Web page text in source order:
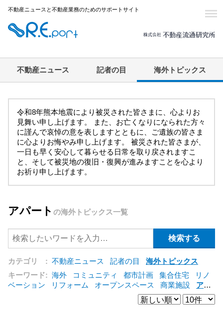
不動産ニュースと不動産業務のためのサポートサイト
不動産ニュース 記者の目 海外トピックス
令和8年熊本地震により被災された皆さまに、心よりお
見舞い申し上げます。 また、お亡くなりになられた方々
に謹んで哀悼の意を表しますとともに、ご遺族の皆さま
に心よりお悔やみ申し上げます。 被災された皆さまが、
一日も早く安心して暮らせる日常を取り戻されますこ
と、そして被災地の復旧・復興が進みますことを心より
お祈り申し上げます。
アパート の海外トピックス一覧
カテゴリ : 不動産ニュース 記者の目
海外トピックス
キーワード: 海外 コミュニティ 都市計画 集合住宅
リノ
ベーション
リフォーム オープンスペース 商業施設
アパ
エネルギー
新型コロ
コンバージョン
都市再生